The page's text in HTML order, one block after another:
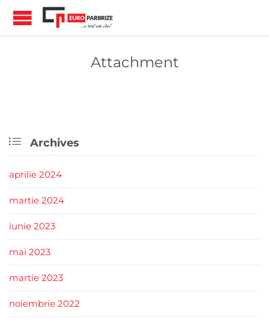
Attachment
 Archives
aprilie 2024
martie 2024
iunie 2023
mai 2023
martie 2023
noiembrie 2022